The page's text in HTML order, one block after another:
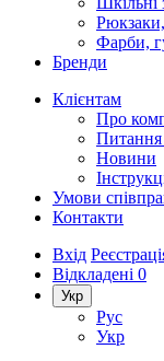
Фарби,
Бренди
Клієнтам
Про
Питання
Новини
Умови
Контакти
Вхід
Відкладені 0
Укр
Рус
Укр